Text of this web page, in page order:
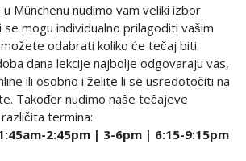
Münchenu nudimo vam veliki izbor
mogu individualno prilagoditi vašim
odabrati koliko će tečaj biti
dana lekcije najbolje odgovaraju vas,
ili osobno i želite li se usredotočiti na
Također nudimo naše tečajeve
termina:
2:45pm | 3-6pm | 6:15-9:15pm